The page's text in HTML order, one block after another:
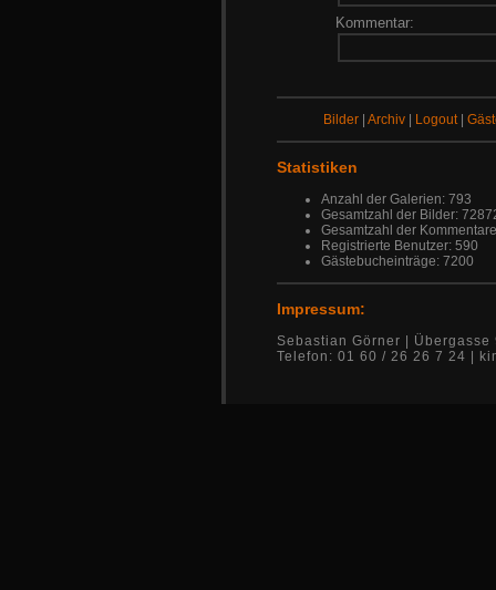
Kommentar:
Bilder |Archiv | Logout |
Statistiken
Anzahl der Galerien: 793
Gesamtzahl der Bilder:
Gesamtzahl der
Registrierte Benutzer: 590
Gästebucheinträge: 7200
Impressum:
Sebastian Görner |
Telefon: 01 60 / 26 26 7 24 |